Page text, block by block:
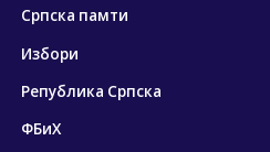
Српска памти
Избори
Република Српска
ФБиХ